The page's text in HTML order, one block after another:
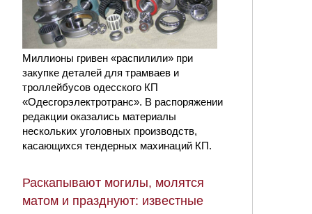
Миллионы гривен «распилили» при
закупке деталей для трамваев и
троллейбусов одесского КП
«Одесгорэлектротранс». В распоряжении
редакции оказались материалы
нескольких уголовных производств,
касающихся тендерных махинаций КП.
Раскапывают могилы, молятся
матом и празднуют: известные